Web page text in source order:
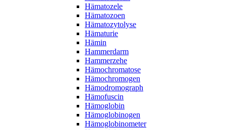
Hämatozele
Hämatozoen
Hämatozytolyse
Hämaturie
Hämin
Hammerdarm
Hammerzehe
Hämochromatose
Hämochromogen
Hämodromograph
Hämofuscin
Hämoglobin
Hämoglobinogen
Hämoglobinometer